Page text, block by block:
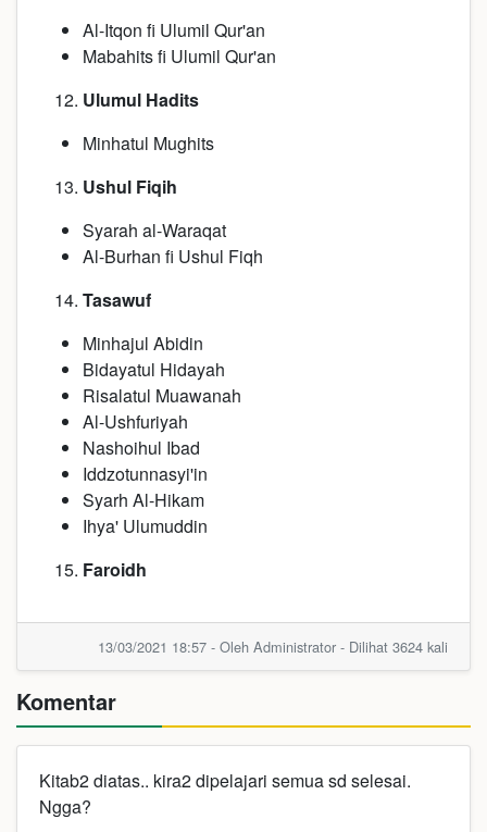
Al-Itqon fi Ulumil Qur'an
Mabahits fi Ulumil Qur'an
Ulumul Hadits
Minhatul Mughits
Ushul Fiqih
Syarah al-Waraqat
Al-Burhan fi Ushul Fiqh
Tasawuf
Minhajul Abidin
Bidayatul Hidayah
Risalatul Muawanah
Al-Ushfuriyah
Nashoihul Ibad
Iddzotunnasyi'in
Syarh Al-Hikam
Ihya' Ulumuddin
Faroidh
13/03/2021 18:57 - Oleh Administrator - Dilihat 3624 kali
Komentar
Kitab2 diatas.. kira2 dipelajari semua sd selesai.
Ngga?